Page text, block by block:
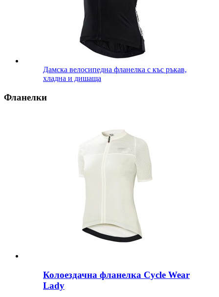
Дамска велосипедна фланелка с къс ръкав,
хладна и дишаща
Фланелки
Колоездачна фланелка Cycle Wear
Lady